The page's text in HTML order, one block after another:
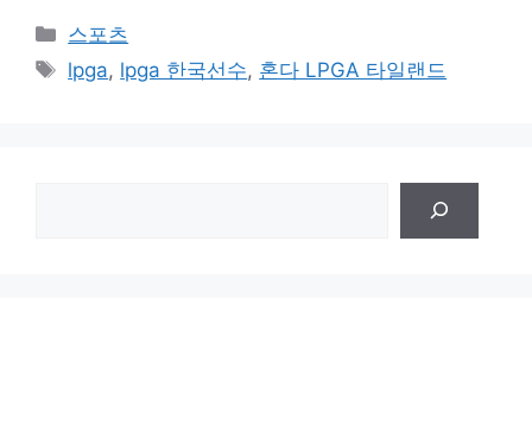
Categories
스포츠
Tags
lpga, lpga 한국선수, 혼다 LPGA 타일랜드